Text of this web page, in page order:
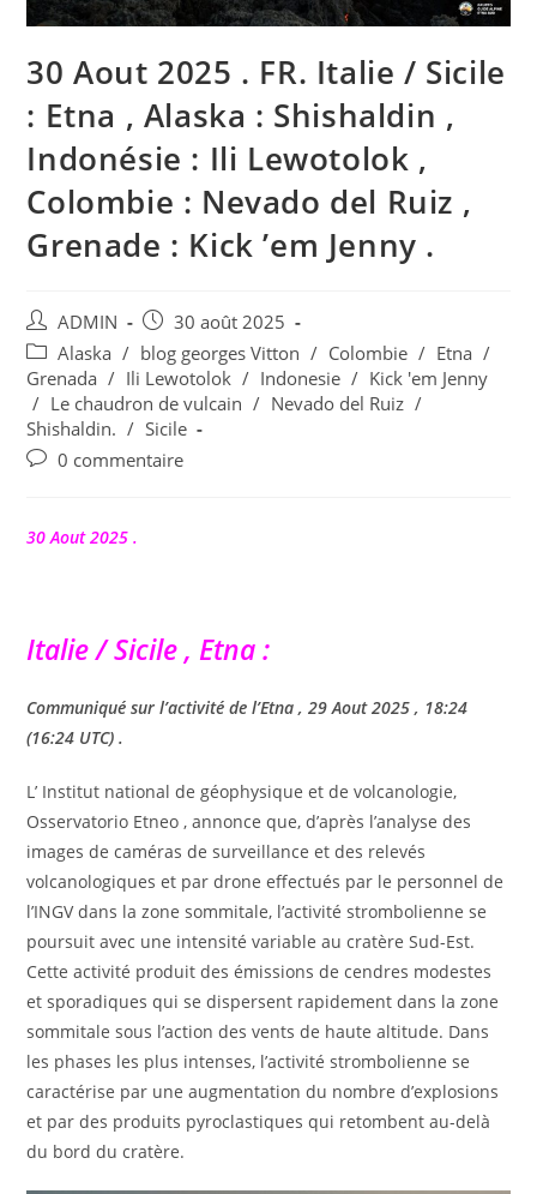
30 Aout 2025 . FR. Italie / Sicile
: Etna , Alaska : Shishaldin ,
Indonésie : Ili Lewotolok ,
Colombie : Nevado del Ruiz ,
Grenade : Kick ’em Jenny .
Auteur/autrice
de
la
publication :
ADMIN
Publication
publiée :
30 août 2025
Post
category:
Alaska / blog georges Vitton / Colombie / Etna /
Grenada / Ili Lewotolok / Indonesie / Kick 'em Jenny
/ Le chaudron de vulcain / Nevado del Ruiz /
Shishaldin. / Sicile
Commentaires
publication :
0 commentaire
30 Aout 2025 .
Italie / Sicile , Etna :
Communiqué sur l’activité de l’Etna , 29 Aout 2025 , 18:24
(16:24 UTC) .
L’ Institut national de géophysique et de volcanologie,
Osservatorio Etneo , annonce que, d’après l’analyse des
images de caméras de surveillance et des relevés
volcanologiques et par drone effectués par le personnel de
l’INGV dans la zone sommitale, l’activité strombolienne se
poursuit avec une intensité variable au cratère Sud-Est.
Cette activité produit des émissions de cendres modestes
et sporadiques qui se dispersent rapidement dans la zone
sommitale sous l’action des vents de haute altitude. Dans
les phases les plus intenses, l’activité strombolienne se
caractérise par une augmentation du nombre d’explosions
et par des produits pyroclastiques qui retombent au-delà
du bord du cratère.